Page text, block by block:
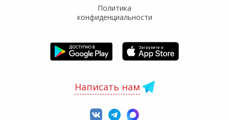
Политика
конфиденциальности
Написать нам